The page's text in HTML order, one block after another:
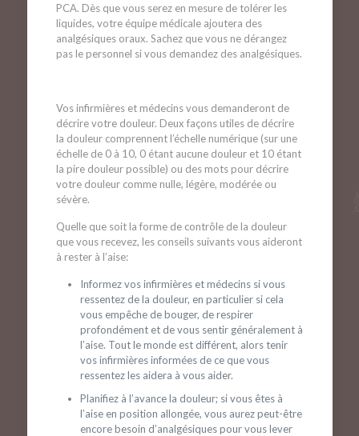
PCA. Dès que vous serez en mesure de tolérer les
liquides, votre équipe médicale ajoutera des
analgésiques oraux. Sachez que vous ne dérangez
pas le personnel si vous demandez des analgésiques.
Vos infirmières et médecins vous demanderont de
décrire votre douleur. Deux façons utiles de décrire
la douleur comprennent l’échelle numérique (sur une
échelle de 0 à 10, 0 étant aucune douleur et 10 étant
la pire douleur possible) ou des mots pour décrire
votre douleur comme nulle, légère, modérée ou
sévère.
Quelle que soit la forme de contrôle de la douleur
que vous recevez, les conseils suivants vous aideront
à rester à l’aise:
Informez vos infirmières et médecins si vous
ressentez de la douleur, en particulier si cela
vous empêche de bouger, de respirer
profondément et de vous sentir généralement à
l’aise. Tout le monde est différent, alors tenir
vos infirmières informées de ce que vous
ressentez les aidera à vous aider.
Planifiez à l’avance la douleur; si vous êtes à
l’aise en position allongée, vous aurez peut-être
encore besoin d’analgésiques pour vous lever